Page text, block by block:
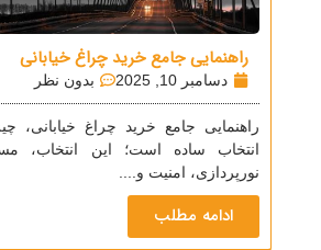
راهنمایی جامع خرید چراغ خیابانی
دسامبر 10, 2025 بدون نظر
راهنمایی جامع خرید چراغ خیابانی،
انتخاب ساده است؛ این انتخاب،
نورپردازی، امنیت و....
ادامه مطلب